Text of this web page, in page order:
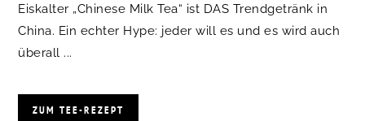
Eiskalter „Chinese Milk Tea“ ist DAS Trendgetränk in
China. Ein echter Hype: jeder will es und es wird auch
überall ...
ZUM TEE-REZEPT